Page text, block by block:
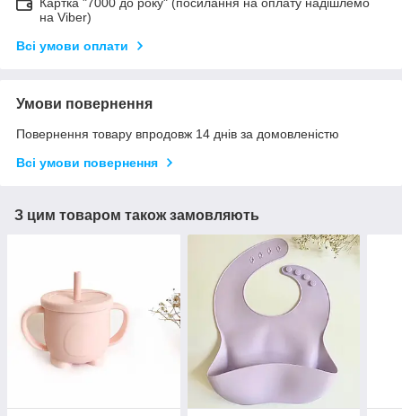
Картка "7000 до року" (посилання на оплату надішлемо
на Viber)
Всі умови оплати
Умови повернення
Повернення товару впродовж 14 днів за домовленістю
Всі умови повернення
З цим товаром також замовляють